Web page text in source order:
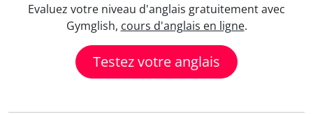
Evaluez votre niveau d'anglais gratuitement avec
Gymglish, cours d'anglais en ligne.
Testez votre anglais